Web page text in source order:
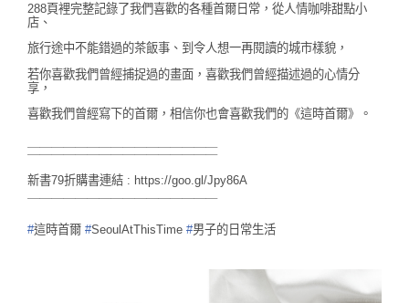
288頁裡完整記錄了我們喜歡的各種首爾日常， 從人情咖啡甜點小
店、
旅行途中不能錯過的茶飯事、到令人想一再閱讀的城市樣貌，
若你喜歡我們曾經捕捉過的畫面，喜歡我們曾經描述過的心情分
享，
喜歡我們曾經寫下的首爾，相信你也會喜歡我們的《這時首爾》。
新書79折購書連結 : https://goo.gl/Jpy86A
#這時首爾 #SeoulAtThisTime #男子的日常生活